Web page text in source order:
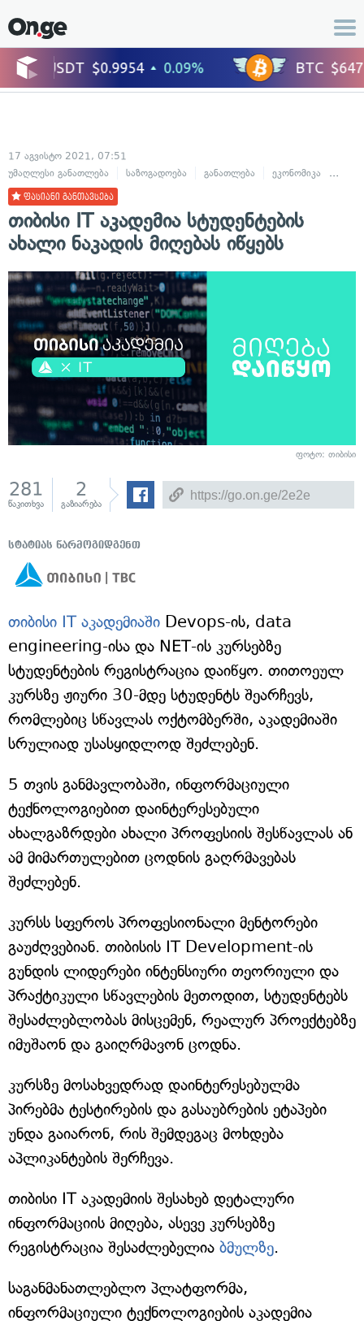
17 აგვისტო 2021, 07:51
უმაღლესი განათლება
საზოგადოება განათლება ეკონომიკა
ფასიანი განთავსება
თიბისი IT აკადემია სტუდენტების
ახალი ნაკადის მიღებას იწყებს
ფოტო: თიბისი
281
წაკითხვა
2
გაზიარება
სტატიას წარმოგიდგენთ
თიბისი IT აკადემიაში Devops-ის, data
engineering-ისა და NET-ის კურსებზე
სტუდენტების რეგისტრაცია დაიწყო. თითოეულ
კურსზე ჟიური 30-მდე სტუდენტს შეარჩევს,
რომლებიც სწავლას ოქტომბერში, აკადემიაში
სრულიად უსასყიდლოდ შეძლებენ.
5 თვის განმავლობაში, ინფორმაციული
ტექნოლოგიებით დაინტერესებული
ახალგაზრდები ახალი პროფესიის შესწავლას ან
ამ მიმართულებით ცოდნის გაღრმავებას
შეძლებენ.
კურსს სფეროს პროფესიონალი მენტორები
გაუძღვებიან. თიბისის IT Development-ის
გუნდის ლიდერები ინტენსიური თეორიული და
პრაქტიკული სწავლების მეთოდით, სტუდენტებს
შესაძლებლობას მისცემენ, რეალურ პროექტებზე
იმუშაონ და გაიღრმავონ ცოდნა.
კურსზე მოსახვედრად დაინტერესებულმა
პირებმა ტესტირების და გასაუბრების ეტაპები
უნდა გაიარონ, რის შემდეგაც მოხდება
აპლიკანტების შერჩევა.
თიბისი IT აკადემიის შესახებ დეტალური
ინფორმაციის მიღება, ასევე კურსებზე
რეგისტრაცია შესაძლებელია ბმულზე.
საგანმანათლებლო პლატფორმა,
ინფორმაციული ტექნოლოგიების აკადემია